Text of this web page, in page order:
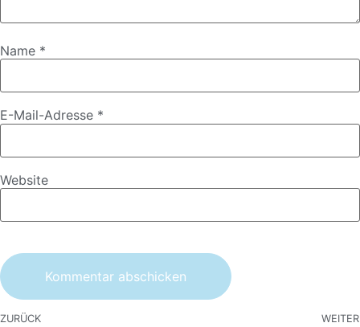
Name *
E-Mail-Adresse *
Website
ZURÜCK WEITER